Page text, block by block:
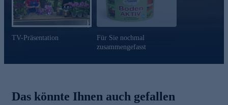
TV-Präsentation
Für Sie nochmal
zusammengefasst
Das könnte Ihnen auch gefallen